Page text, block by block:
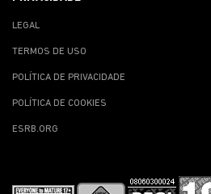
LEGAL
TERMOS DE USO
POLÍTICA DE PRIVACIDADE
POLÍTICA DE COOKIES
ESRB.ORG